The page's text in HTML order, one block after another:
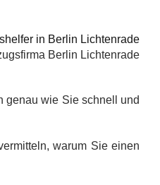
Berlin Lichtenrade
genau wie Sie schnell und
warum Sie einen